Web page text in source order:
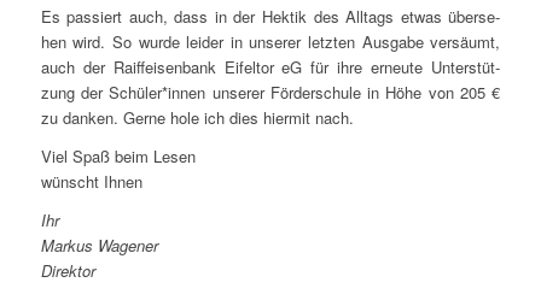
Es pas­siert auch, dass in der Hek­tik des All­tags etwas über­se­
hen wird. So wur­de lei­der in unse­rer letz­ten Aus­ga­be ver­säumt,
auch der Raiff­ei­sen­bank Eifel­tor eG für ihre erneu­te Unter­stüt­
zung der Schüler*innen unse­rer För­der­schu­le in Höhe von 205 €
zu dan­ken. Ger­ne hole ich dies hier­mit nach.
Viel Spaß beim Lesen
wünscht Ihnen
Ihr
Mar­kus Wagener
Direk­tor